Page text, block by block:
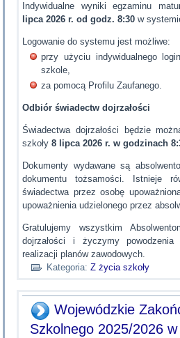
Indywidualne wyniki egzaminu
lipca 2026 r. od godz. 8:30 w
Logowanie do systemu jest możliwe:
przy użyciu indywidualnego
szkole,
za pomocą Profilu Zaufanego.
Odbiór świadectw dojrzałości
Świadectwa dojrzałości będzie
szkoły8 lipca 2026 r. w godzinach
Dokumenty wydawane są
dokumentu tożsamości. Istnieje
świadectwa przez osobę
upoważnienia udzielonego przez
Gratulujemy wszystkim
dojrzałości i życzymy
realizacji planów zawodowych.
Kategoria:Z życia szkoły
Wojewódzkie
Szkolnego 2025/2026 w